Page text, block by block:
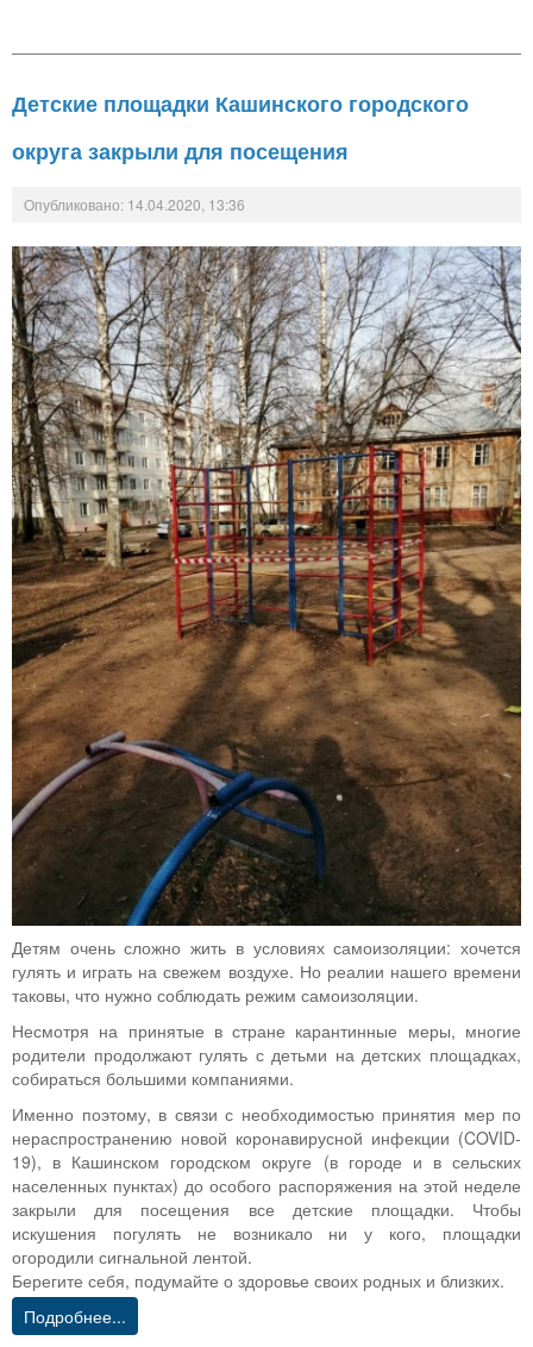
Детские площадки Кашинского городского
округа закрыли для посещения
Опубликовано: 14.04.2020, 13:36
Детям очень сложно жить в условиях самоизоляции: хочется
гулять и играть на свежем воздухе. Но реалии нашего времени
таковы, что нужно соблюдать режим самоизоляции.
Несмотря на принятые в стране карантинные меры, многие
родители продолжают гулять с детьми на детских площадках,
собираться большими компаниями.
Именно поэтому, в связи с необходимостью принятия мер по
нераспространению новой коронавирусной инфекции (COVID-
19), в Кашинском городском округе (в городе и в сельских
населенных пунктах) до особого распоряжения на этой неделе
закрыли для посещения все детские площадки. Чтобы
искушения погулять не возникало ни у кого, площадки
огородили сигнальной лентой.
Берегите себя, подумайте о здоровье своих родных и близких.
Подробнее...